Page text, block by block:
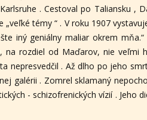
. Cestoval po Taliansku ,
témy “ . V roku 1907
iný geniálny maliar okrem
na rozdiel od Maďarov, nie
nepresvedčil . Až dlho po jeho
galérii . Zomrel sklamaný
- schizofrenických vízií .